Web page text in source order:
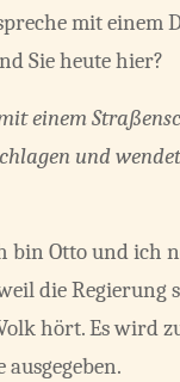
mit einem
Sie heute hier?
einem
und
bin Otto und ich
die Regierung
hört. Es wird